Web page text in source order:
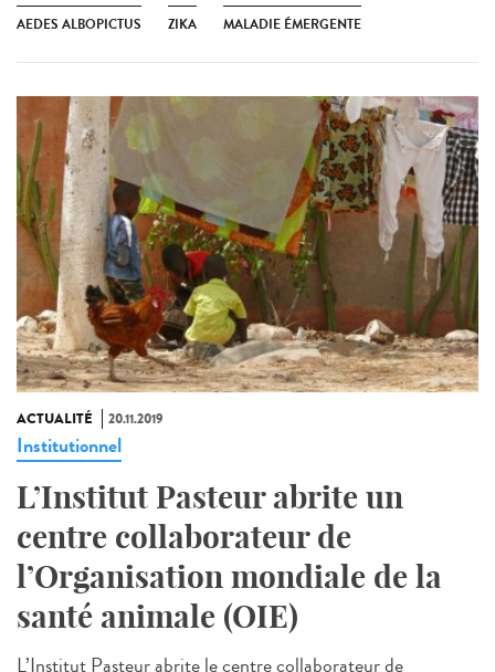
AEDES ALBOPICTUS ZIKA MALADIE ÉMERGENTE
ACTUALITÉ 20.11.2019
Institutionnel
L’Institut Pasteur abrite un
centre collaborateur de
l’Organisation mondiale de la
santé animale (OIE)
L’Institut Pasteur abrite le centre collaborateur de